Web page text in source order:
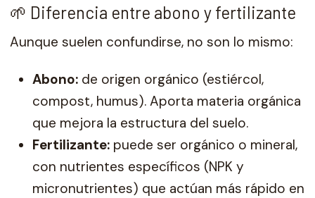
🌱 Diferencia entre abono y fertilizante
Aunque suelen confundirse, no son lo mismo:
Abono: de origen orgánico (estiércol,
compost, humus). Aporta materia orgánica
que mejora la estructura del suelo.
Fertilizante: puede ser orgánico o mineral,
con nutrientes específicos (NPK y
micronutrientes) que actúan más rápido en